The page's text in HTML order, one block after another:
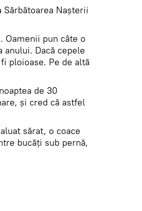
Nașterii
Oamenii pun câte o
anului. Dacă cepele
ploioase. Pe de altă
de 30
și cred că astfel
sărat, o coace
bucăți sub pernă,